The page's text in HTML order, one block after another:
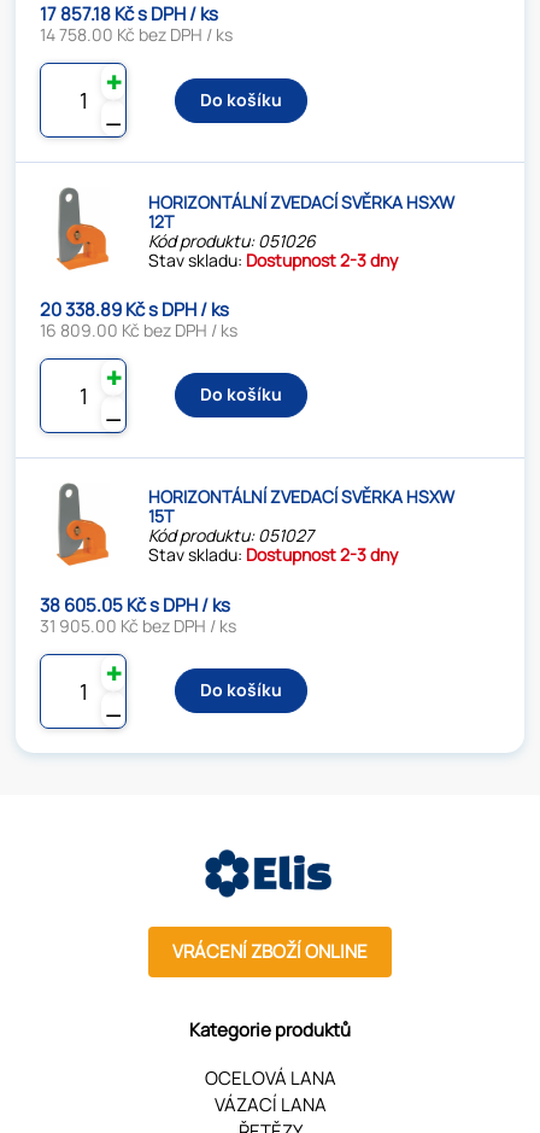
17 857.18 Kč s DPH / ks
14 758.00 Kč bez DPH / ks
⚊
✚
Do košíku
HORIZONTÁLNÍ ZVEDACÍ SVĚRKA HSXW
12T
Kód produktu: 051026
Stav skladu: Dostupnost 2-3 dny
20 338.89 Kč s DPH / ks
16 809.00 Kč bez DPH / ks
⚊
✚
Do košíku
HORIZONTÁLNÍ ZVEDACÍ SVĚRKA HSXW
15T
Kód produktu: 051027
Stav skladu: Dostupnost 2-3 dny
38 605.05 Kč s DPH / ks
31 905.00 Kč bez DPH / ks
⚊
✚
Do košíku
VRÁCENÍ ZBOŽÍ ONLINE
Kategorie produktů
OCELOVÁ LANA
VÁZACÍ LANA